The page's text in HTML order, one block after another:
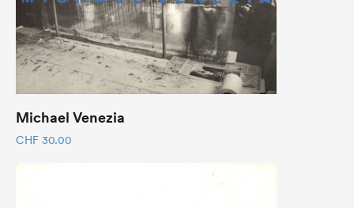
Michael Venezia
CHF 30.00